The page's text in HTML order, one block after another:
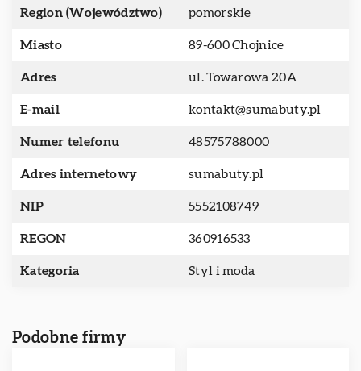
Region (Województwo) pomorskie
Miasto 89-600 Chojnice
Adres ul. Towarowa 20A
E-mail kontakt@sumabuty.pl
Numer telefonu 48575788000
Adres internetowy sumabuty.pl
NIP 5552108749
REGON 360916533
Kategoria Styl i moda
Podobne firmy